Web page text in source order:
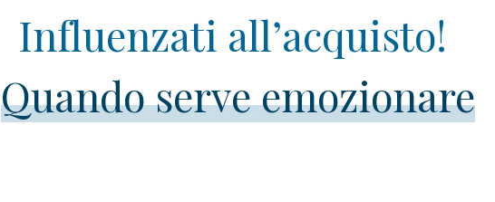
Quando serve emozionare